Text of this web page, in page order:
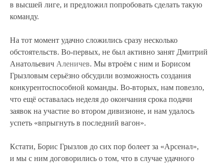
в высшей лиге, и предложил попробовать сделать такую
команду.
На тот момент удачно сложились сразу несколько
обстоятельств. Во-первых, не был активно занят Дмитрий
Анатольевич Аленичев. Мы втроём с ним и Борисом
Грызловым серьёзно обсудили возможность создания
конкурентоспособной команды. Во-вторых, нам повезло,
что ещё оставалась неделя до окончания срока подачи
заявок на участие во втором дивизионе, и нам удалось
успеть «впрыгнуть в последний вагон».
Кстати, Борис Грызлов до сих пор болеет за «Арсенал»,
и мы с ним договорились о том, что в случае удачного